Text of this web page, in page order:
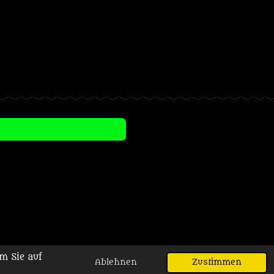
Sie auf
Ablehnen Zustimmen